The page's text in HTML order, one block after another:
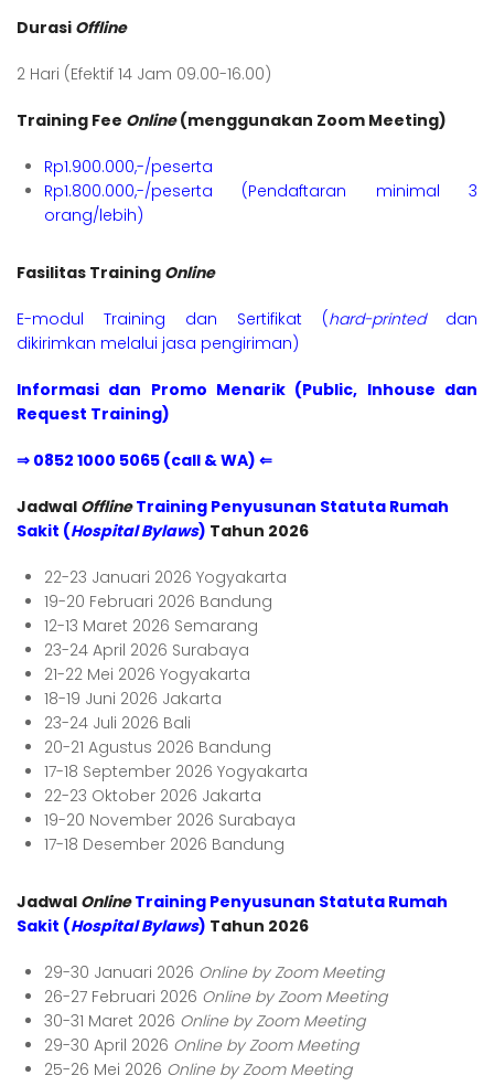
Durasi Offline
2 Hari (Efektif 14 Jam 09.00-16.00)
Training Fee Online(menggunakan Zoom Meeting)
Rp1.900.000,-/peserta
Rp1.800.000,-/peserta (Pendaftaran minimal 3
orang/lebih)
Fasilitas Training Online
E-modul Training dan Sertifikat (hard-printeddan
dikirimkan melalui jasa pengiriman)
Informasi dan Promo Menarik (Public, Inhouse dan
Request Training)
⇒ 0852 1000 5065 (call & WA) ⇐
Jadwal OfflineTraining Penyusunan Statuta Rumah
Sakit (Hospital Bylaws) Tahun 2026
22-23 Januari 2026 Yogyakarta
19-20 Februari 2026 Bandung
12-13 Maret 2026 Semarang
23-24 April 2026 Surabaya
21-22 Mei 2026 Yogyakarta
18-19 Juni 2026 Jakarta
23-24 Juli 2026 Bali
20-21 Agustus 2026 Bandung
17-18 September 2026 Yogyakarta
22-23 Oktober 2026 Jakarta
19-20 November 2026 Surabaya
17-18 Desember 2026 Bandung
Jadwal OnlineTraining Penyusunan Statuta Rumah
Sakit (Hospital Bylaws) Tahun 2026
29-30 Januari 2026 Online by Zoom Meeting
26-27 Februari 2026 Online by Zoom Meeting
30-31 Maret 2026 Online by Zoom Meeting
29-30 April 2026 Online by Zoom Meeting
25-26 Mei 2026 Online by Zoom Meeting